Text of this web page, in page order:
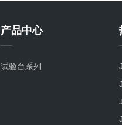
产品中心
试验台系列